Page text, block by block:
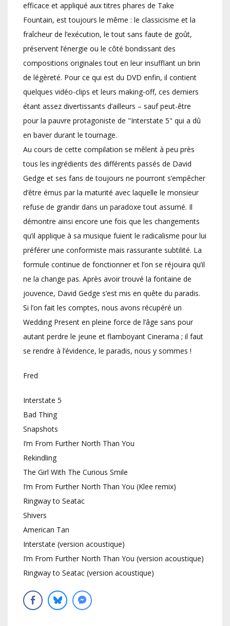
efficace et appliqué aux titres phares de Take
Fountain, est toujours le même : le classicisme et la
fraîcheur de l’exécution, le tout sans faute de goût,
préservent l’énergie ou le côté bondissant des
compositions originales tout en leur insufflant un brin
de légèreté. Pour ce qui est du DVD enfin, il contient
quelques vidéo-clips et leurs making-off, ces derniers
étant assez divertissants d’ailleurs – sauf peut-être
pour la pauvre protagoniste de "Interstate 5" qui a dû
en baver durant le tournage.
Au cours de cette compilation se mêlent à peu près
tous les ingrédients des différents passés de David
Gedge et ses fans de toujours ne pourront s’empêcher
d’être émus par la maturité avec laquelle le monsieur
refuse de grandir dans un paradoxe tout assumé. Il
démontre ainsi encore une fois que les changements
qu’il applique à sa musique fuient le radicalisme pour lui
préférer une conformiste mais rassurante subtilité. La
formule continue de fonctionner et l’on se réjouira qu’il
ne la change pas. Après avoir trouvé la fontaine de
jouvence, David Gedge s’est mis en quête du paradis.
Si l’on fait les comptes, nous avons récupéré un
Wedding Present en pleine force de l’âge sans pour
autant perdre le jeune et flamboyant Cinerama ; il faut
se rendre à l’évidence, le paradis, nous y sommes !
Fred
Interstate 5
Bad Thing
Snapshots
I’m From Further North Than You
Rekindling
The Girl With The Curious Smile
I’m From Further North Than You (Klee remix)
Ringway to Seatac
Shivers
American Tan
Interstate (version acoustique)
I’m From Further North Than You (version acoustique)
Ringway to Seatac (version acoustique)